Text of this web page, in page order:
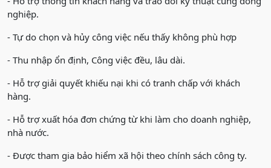
nghiệp.
- Tự do chọn và hủy công việc nếu thấy không phù hợp
- Thu nhập ổn định, Công việc đều, lâu dài.
- Hỗ trợ giải quyết khiếu nại khi có tranh chấp với khách
hàng.
- Hỗ trợ xuất hóa đơn chứng từ khi làm cho doanh nghiệp,
nhà nước.
- Được tham gia bảo hiểm xã hội theo chính sách công ty.